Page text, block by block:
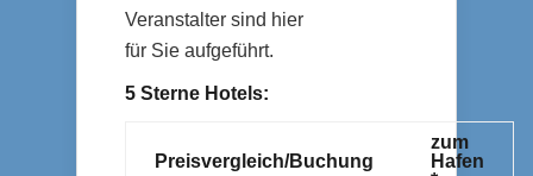
Veranstalter sind hier
für Sie aufgeführt.
5 Sterne Hotels:
Preisvergleich/Buchung
zum
Hafen